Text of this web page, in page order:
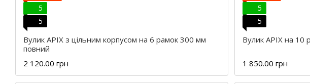
5
5
Вулик APIX з цільним корпусом на 6 рамок 300 мм
повний
2 120.00 грн
5
5
Вулик APIX на 10
1 850.00 грн